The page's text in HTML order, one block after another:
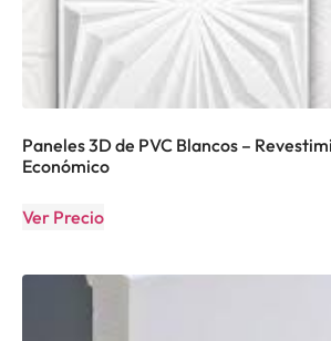
Paneles 3D de PVC Blancos –
Económico
Ver Precio